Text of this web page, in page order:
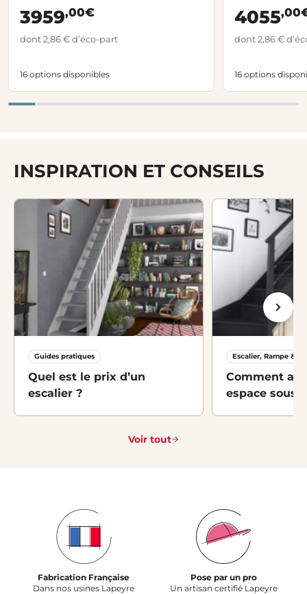
3959,00€
dont 2,86 € d’éco-part
16 options disponibles
4055
dont 2,86 €
16 options
INSPIRATION ET CONSEILS
Guides pratiques
Quel est le prix d’un
escalier ?
Escalier, Rampe &
Comment
espace sous-
Voir tout
Fabrication Française
Dans nos usines Lapeyre
Pose par un pro
Un artisan certifié Lapeyre